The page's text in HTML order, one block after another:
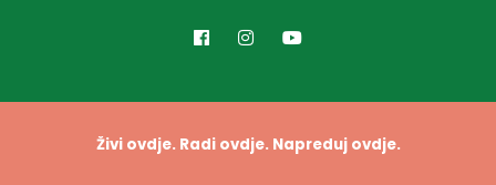
Živi ovdje. Radi ovdje. Napreduj ovdje.